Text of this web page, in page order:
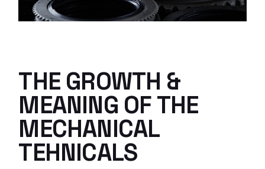
THE GROWTH &
MEANING OF THE
MECHANICAL
TEHNICALS